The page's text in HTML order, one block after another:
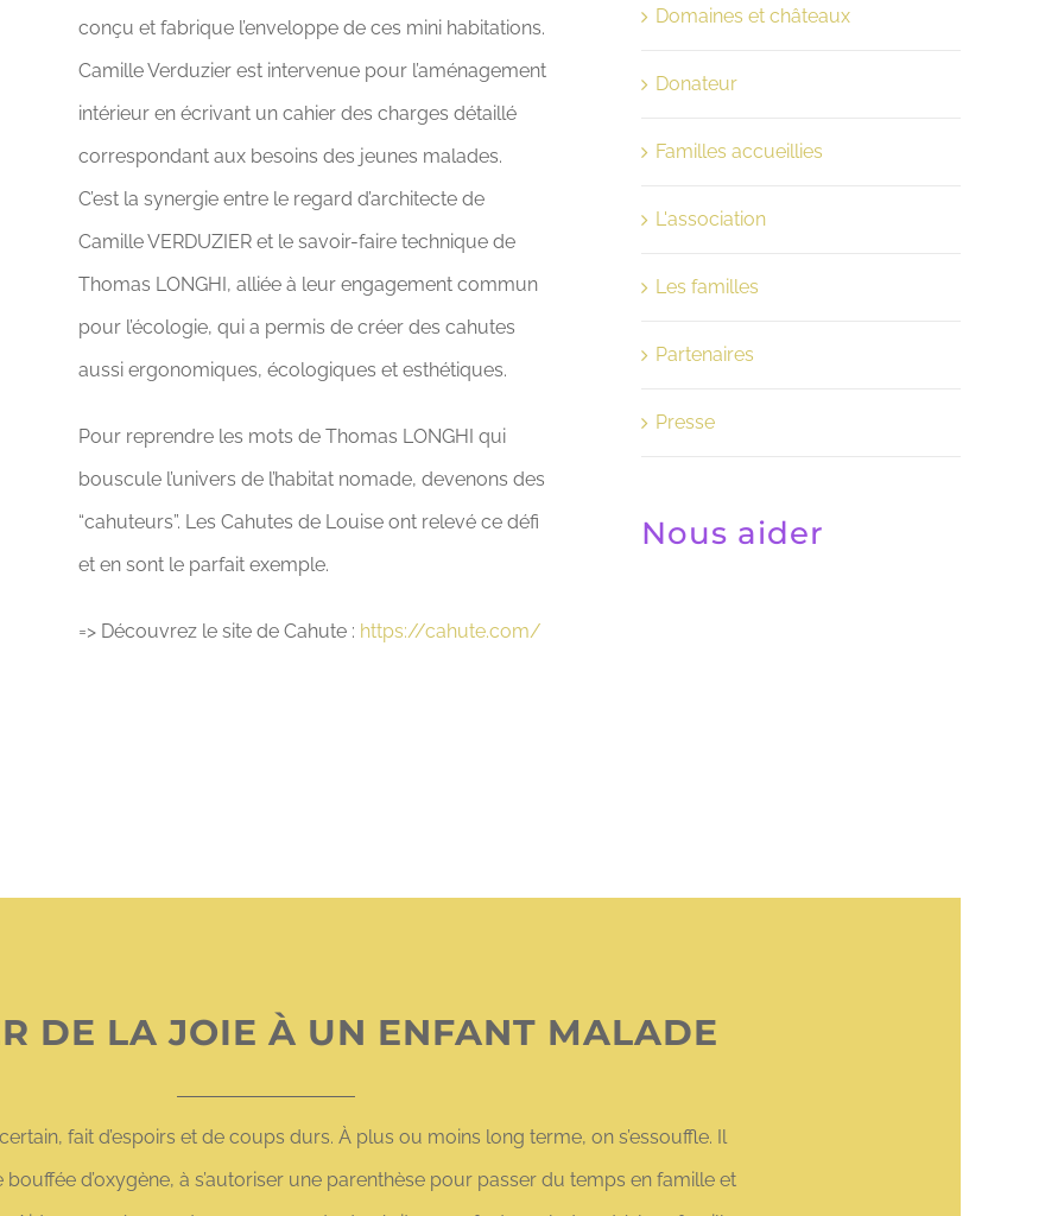
conçu et fabrique l’enveloppe de ces mini habitations.
Camille Verduzier est intervenue pour l’aménagement
intérieur en écrivant un cahier des charges détaillé
correspondant aux besoins des jeunes malades.
C’est la synergie entre le regard d’architecte de
Camille VERDUZIER et le savoir-faire technique de
Thomas LONGHI, alliée à leur engagement commun
pour l’écologie, qui a permis de créer des cahutes
aussi ergonomiques, écologiques et esthétiques.
Pour reprendre les mots de Thomas LONGHI qui
bouscule l’univers de l’habitat nomade, devenons des
“cahuteurs”. Les Cahutes de Louise ont relevé ce défi
et en sont le parfait exemple.
=> Découvrez le site de Cahute : https://cahute.com/
Domaines et châteaux
Donateur
Familles accueillies
L'association
Les familles
Partenaires
Presse
Nous aider
DE LA JOIE À UN ENFANT MALADE
fait d’espoirs et de coups durs. À plus ou moins long terme, on s’essouffle. Il
bouffée d’oxygène, à s’autoriser une parenthèse pour passer du temps en famille et